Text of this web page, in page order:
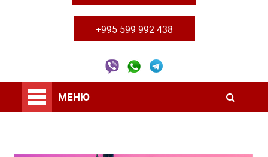
+995 599 992 438
МЕНЮ